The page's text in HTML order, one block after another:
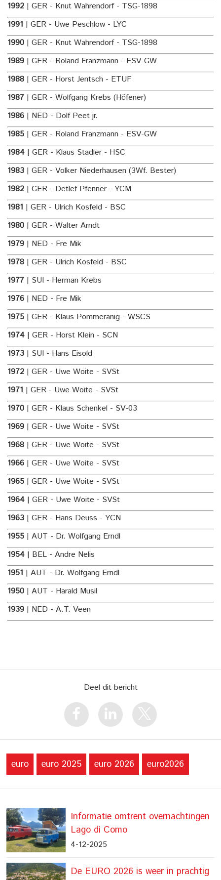
1992 | GER - Knut Wahrendorf - TSG-1898
1991 | GER - Uwe Peschlow - LYC
1990 | GER - Knut Wahrendorf - TSG-1898
1989 | GER - Roland Franzmann - ESV-GW
1988 | GER - Horst Jentsch - ETUF
1987 | GER - Wolfgang Krebs (Höfener)
1986 | NED - Dolf Peet jr.
1985 | GER - Roland Franzmann - ESV-GW
1984 | GER - Klaus Stadler - HSC
1983 | GER - Volker Niederhausen (3Wf. Bester)
1982 | GER - Detlef Pfenner - YCM
1981 | GER - Ulrich Kosfeld - BSC
1980 | GER - Walter Arndt
1979 | NED - Fre Mik
1978 | GER - Ulrich Kosfeld - BSC
1977 | SUI - Herman Krebs
1976 | NED - Fre Mik
1975 | GER - Klaus Pommeränig - WSCS
1974 | GER - Horst Klein - SCN
1973 | SUI - Hans Eisold
1972 | GER - Uwe Woite - SVSt
1971 | GER - Uwe Woite - SVSt
1970 | GER - Klaus Schenkel - SV-03
1969 | GER - Uwe Woite - SVSt
1968 | GER - Uwe Woite - SVSt
1966 | GER - Uwe Woite - SVSt
1965 | GER - Uwe Woite - SVSt
1964 | GER - Uwe Woite - SVSt
1963 | GER - Hans Deuss - YCN
1955 | AUT - Dr. Wolfgang Erndl
1954 | BEL - Andre Nelis
1951 | AUT - Dr. Wolfgang Erndl
1950 | AUT - Harald Musil
1939 | NED - A.T. Veen
Deel dit bericht
euro euro 2025 euro 2026 euro2026
Informatie omtrent overnachtingen
Lago di Como
4-12-2025
De EURO 2026 is weer in prachtig